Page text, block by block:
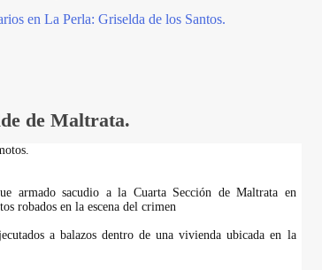
en La Perla: Griselda de los Santos.
de Maltrata.
armado sacudio a la Cuarta Sección de Maltrata en
robados en la escena del crimen
a balazos dentro de una vivienda ubicada en la